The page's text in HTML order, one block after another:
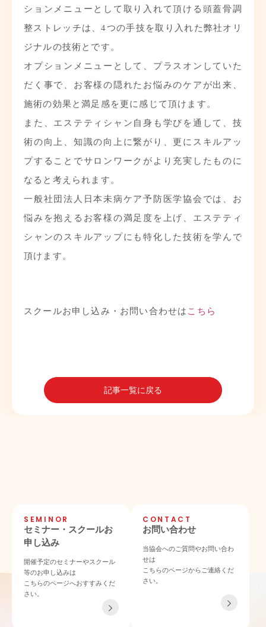
ションメニューとして取り入れて頂ける頭蓋骨調
整ストレッチは、4つの手技を取り入れた弊社オリ
ジナルの技術とです。
オプションメニューとして、プラスオンしていた
だく事で、お客様の隠れたお悩みのケアが出来、
施術の効果と満足感を更に感じて頂けます。
また、エステティシャン自身も学びを通して、技
術の向上、知識の向上に繋がり、更にスキルアッ
プすることでサロンワークがより充実したものに
なると考えられます。
一般社団法人日本未病ケア予防医学協会では、お
悩みを抱えるお客様の満足度を上げ、エステティ
シャンのスキルアップにも特化した技術を学んで
頂けます。
スクールお申し込み・お問い合わせは こちら
記事一覧に戻る
SEMINOR
セミナー・スクールお
申し込み
開催予定のセミナーやスクール
等のお申し込みは
こちらのページへおすすみくだ
さい。
CONTACT
お問い合わせ
当協会へのご質問やお問い合わ
せは
こちらのページからご連絡くだ
さい。
〒532-0011 大阪府大阪市淀川区西中島4-3-21 NLCセントラルビル901